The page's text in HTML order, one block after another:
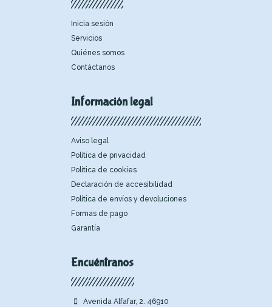
Inicia sesión
Servicios
Quiénes somos
Contáctanos
Información legal
Aviso legal
Política de privacidad
Política de cookies
Declaración de accesibilidad
Política de envíos y devoluciones
Formas de pago
Garantía
Encuéntranos
Avenida Alfafar, 2. 46910